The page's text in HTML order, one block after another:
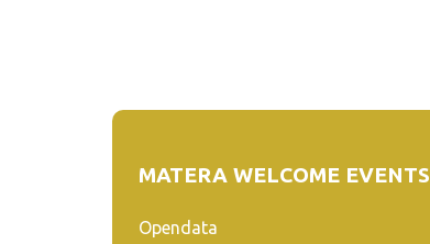
MATERA WELCOME EVENTS
Opendata